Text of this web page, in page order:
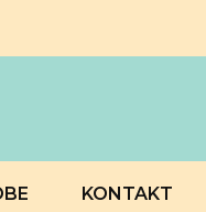
KONTAKT